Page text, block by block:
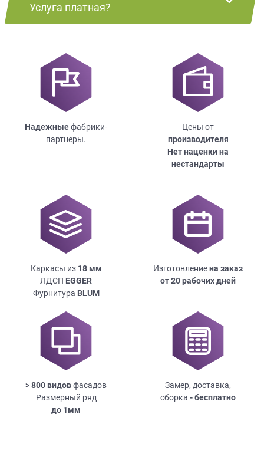
Услуга платная?
Надежныефабрики-
партнеры.
Цены от
производителя
Нет наценки на
нестандарты
Каркасы из 18мм
ЛДСП EGGER
Фурнитура BLUM
Изготовлениена заказ
от 20 рабочих дней
> 800 видовфасадов
Размерный ряд
до 1мм
Замер, доставка,
сборка - бесплатно